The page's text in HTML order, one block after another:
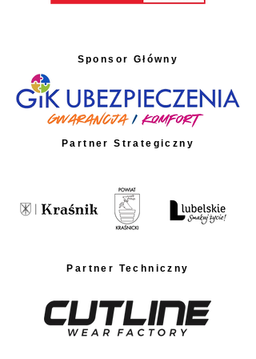
Sponsor Główny
Partner Strategiczny
Partner Techniczny